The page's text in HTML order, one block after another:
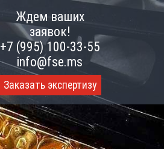
Ждем ваших
заявок!
+7 (995) 100-33-55
info@fse.ms
Заказать экспертизу